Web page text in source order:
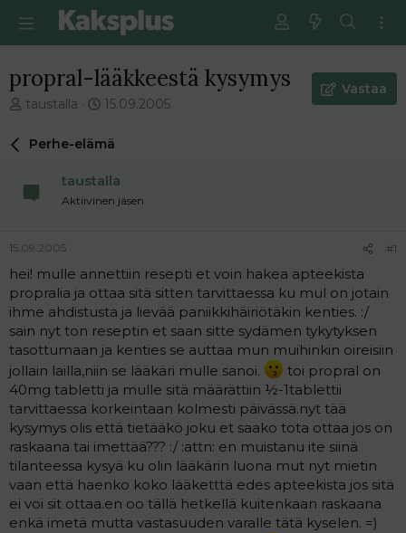
propral-lääkkeestä kysymys
V
e
i
t
u
n
a
l
o
t
t
a
j
a
taustalla
E
s
m
m
ä
n
v
i
e
s
15.09.2005
Vastaa
Perhe-elämä
taustalla
Aktiivinen jäsen
15.09.2005 #1
hei! mulle annettiin resepti et voin hakea apteekista
propralia ja ottaa sitä sitten tarvittaessa ku mul on jotain
ihme ahdistusta ja lievää paniikkihäiriötäkin kenties. :/
sain nyt ton reseptin et saan sitte sydämen tykytyksen
tasottumaan ja kenties se auttaa mun muihinkin oireisiin
jollain lailla,niin se lääkäri mulle sanoi.
toi propral on
40mg tabletti ja mulle sitä määrättiin ½-1tablettii
tarvittaessa korkeintaan kolmesti päivässä.nyt tää
kysymys olis että tietääkö joku et saako tota ottaa jos on
raskaana tai imettää??? :/ :attn: en muistanu ite siinä
tilanteessa kysyä ku olin lääkärin luona mut nyt mietin
vaan että haenko koko lääketttä edes apteekista jos sitä
ei voi sit ottaa.en oo tällä hetkellä kuitenkaan raskaana
enkä imetä mutta vastasuuden varalle tätä kyselen. =)